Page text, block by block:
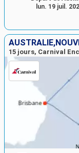
lun. 19 juil.
15 jours, Carnival